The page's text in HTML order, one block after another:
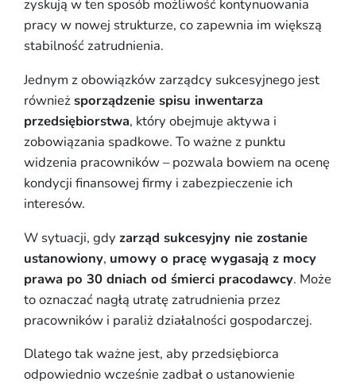
zyskują w ten sposób możliwość kontynuowania
pracy w nowej strukturze, co zapewnia im większą
stabilność zatrudnienia.
Jednym z obowiązków zarządcy sukcesyjnego jest
równieżsporządzenie spisu inwentarza
przedsiębiorstwa, który obejmuje aktywa i
zobowiązania spadkowe. To ważne z punktu
widzenia pracowników – pozwala bowiem na ocenę
kondycji finansowej firmy i zabezpieczenie ich
interesów.
W sytuacji, gdy zarząd sukcesyjny nie zostanie
ustanowiony, umowy o pracę wygasają z mocy
prawa po 30 dniach od śmierci pracodawcy. Może
to oznaczać nagłą utratę zatrudnienia przez
pracowników i paraliż działalności gospodarczej.
Dlatego tak ważne jest, aby przedsiębiorca
odpowiednio wcześnie zadbał o ustanowienie